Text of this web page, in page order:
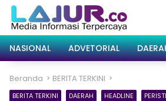
Langsung
konten
NASIONAL
ADVETORIAL
Beranda BERITA TERKINI
BERITA TERKINI DAERAH HEADLINE